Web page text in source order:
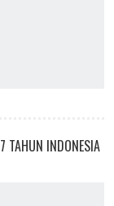
TAHUN INDONESIA